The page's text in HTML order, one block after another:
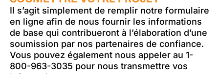
Il s’agit simplement de remplir notre formulaire
en ligne afin de nous fournir les informations
de base qui contribueront à l’élaboration d’une
soumission par nos partenaires de confiance.
Vous pouvez également nous appeler au 1-
800-963-3035 pour nous transmettre vos